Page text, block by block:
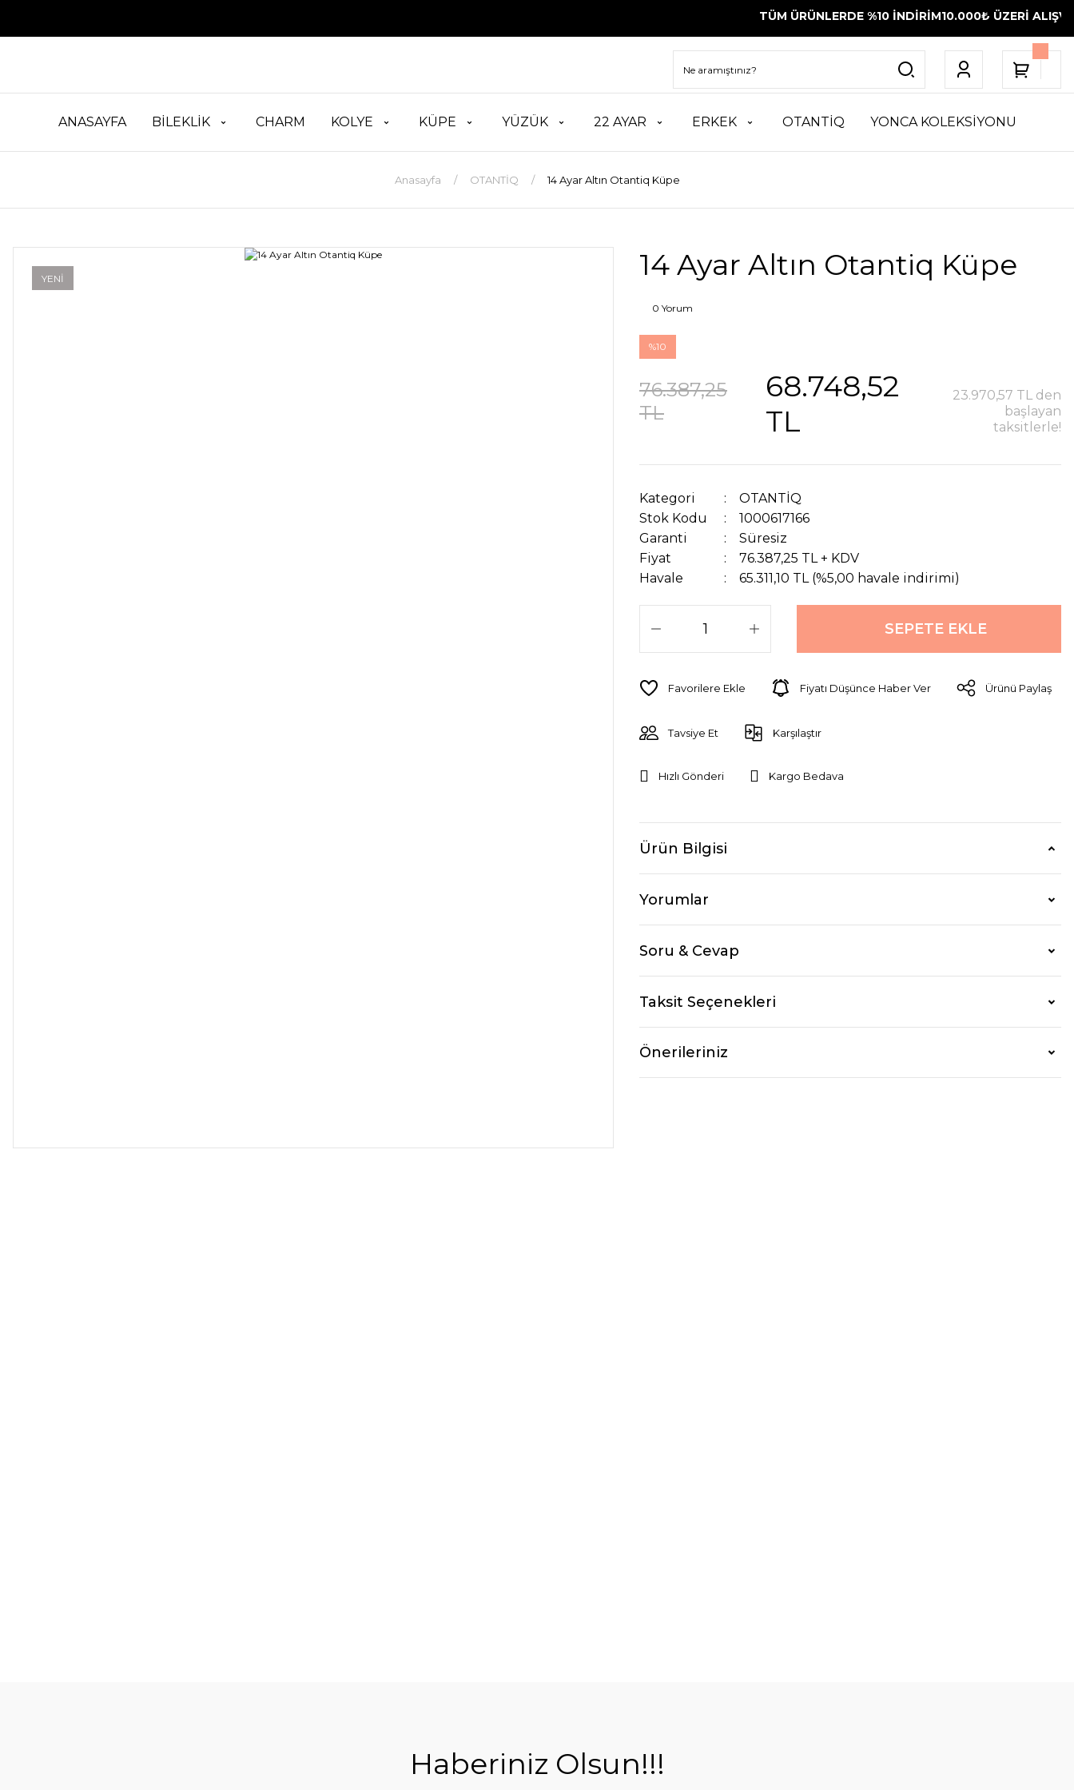
TÜM ÜRÜNLERDE %10 İNDİRİM10.000₺ ÜZERİ
ANASAYFA BİLEKLİK CHARM KOLYE KÜPE YÜZÜK 22 AYAR ERKEK OTANTİQ YONCA KOLEKSİYONU
Anasayfa OTANTİQ 14 Ayar Altın Otantiq Küpe
YENİ 14 Ayar Altın Otantiq Küpe
0 Yorum
%10
76.387,25
TL
68.748,52
TL
23.970,57 TL den
başlayan
taksitlerle!
Kategori
OTANTİQ
Stok Kodu
1000617166
Garanti
Süresiz
Fiyat
76.387,25 TL + KDV
Havale
65.311,10 TL (%5,00 havale indirimi)
SEPETE EKLE
Fiyatı Düşünce Haber Ver Ürünü Paylaş
Tavsiye Et Karşılaştır
Hızlı Gönderi Kargo Bedava
Ürün Bilgisi
Yorumlar
Soru & Cevap
Taksit Seçenekleri
Önerileriniz
Haberiniz Olsun!!!